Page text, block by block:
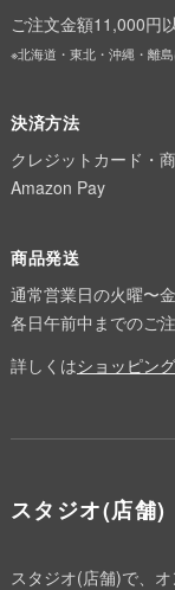
ご注文金額11,000円
※北海道・東北・沖縄・離
決済方法
クレジットカード・
Amazon Pay
商品発送
通常営業日の火曜〜
各日午前中までのご
詳しくはショッピン
スタジオ(店舗)
スタジオ(店舗)で、